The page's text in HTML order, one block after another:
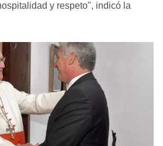
y respeto", indicó la